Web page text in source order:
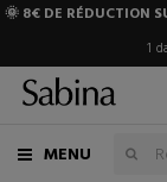
🌞 8€ DE RÉDUCTION
1
MENU